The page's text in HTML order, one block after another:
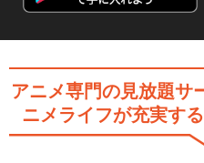
アニメ専門の見放題サ
ニメライフが充実す